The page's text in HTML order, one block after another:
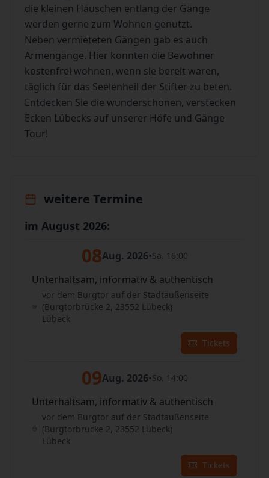
die kleinen Häuschen entlang der Gänge
werden gerne zum Wohnen genutzt.
Neben vermieteten Gängen gab es auch
Armengänge. Hier konnten die Bewohner
kostenfrei wohnen, wenn sie bereit waren,
täglich für das Seelenheil der Stifter zu beten.
Entdecken Sie die wunderschönen, verstecken
Ecken Lübecks auf unserer Höfe und Gänge
Tour!
weitere Termine
im August 2026:
08Aug. 2026•Sa. 16:00
Unterhaltsam, informativ & authentisch
vor dem Burgtor auf der Stadtaußenseite
(Burgtorbrücke 2, 23552 Lübeck)
Lübeck
Tickets
09Aug. 2026•So. 14:00
Unterhaltsam, informativ & authentisch
vor dem Burgtor auf der Stadtaußenseite
(Burgtorbrücke 2, 23552 Lübeck)
Lübeck
Tickets